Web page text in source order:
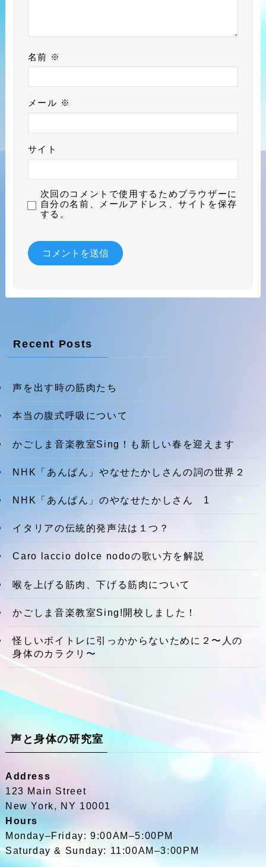
名前 ※
メール ※
サイト
次回のコメントで使用するためブラウザーに
自分の名前、メールアドレス、サイトを保存
する。
Recent Posts
声を出す時の筋肉たち
本当の腹式呼吸について
かごしま音楽教室Sing！も新しい春を迎えます
NHK「あんぱん」やなせたかしさんの詞の世界２
NHK「あんぱん」のやなせたかしさん 1
イタリアの伝統的発声法は１つ？
Caro laccio dolce nodoの歌い方を解説
喉を上げる筋肉、下げる筋肉について
かごしま音楽教室Sing!開校しました！
怪しいボイトレに引っかからないために２〜人の
身体のカラクリ〜
声と身体の研究室
Address
123 Main Street
New York, NY 10001
Hours
Monday–Friday: 9:00AM–5:00PM
Saturday & Sunday: 11:00AM–3:00PM